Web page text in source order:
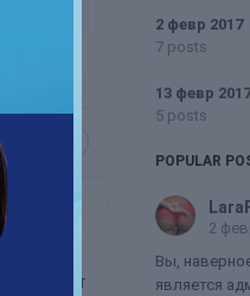
процент
2 февр 2017
7 posts
13 февр 2017
5 posts
POPULAR
2
Вы,
является